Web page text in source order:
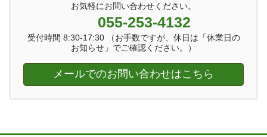
お気軽にお問い合わせください。
055-253-4132
受付時間 8:30-17:30 （お手数ですが、休日は「休業日の
お知らせ」でご確認ください。）
メールでのお問い合わせはこちら